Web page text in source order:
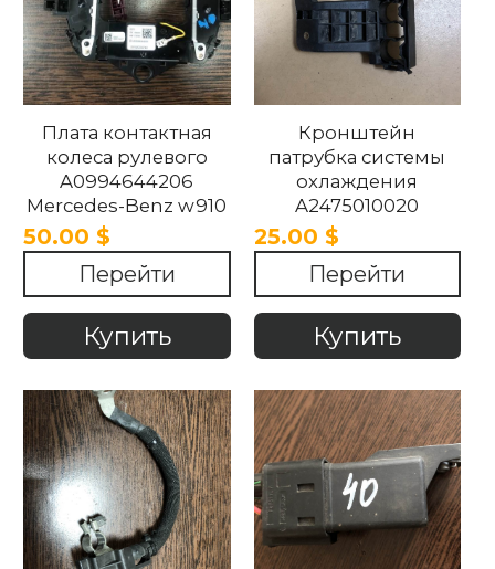
Плата контактная
колеса рулевого
A0994644206
Mercedes-Benz w910
w177 w213 2018-2022
50.00 $
Перейти
Купить
Кронштейн
патрубка системы
охлаждения
A2475010020
Mercedes W177 W247
2018-2024.
25.00 $
Перейти
Купить